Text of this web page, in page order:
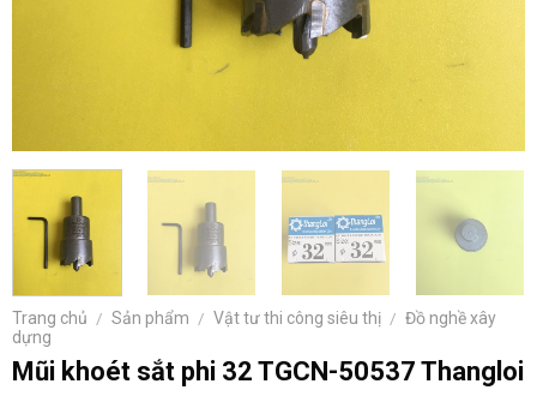
Trang chủ / Sản phẩm / Vật tư thi công siêu thị / Đồ nghề xây
dựng
Mũi khoét sắt phi 32 TGCN-50537 Thangloi